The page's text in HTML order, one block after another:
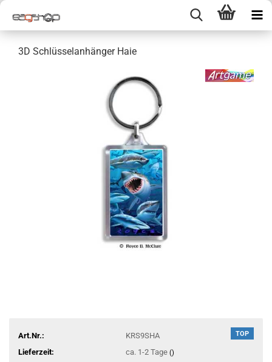
3D Schlüsselanhänger Haie
TOP
Art.Nr.:
KRS9SHA
Lieferzeit:
ca. 1-2 Tage ()